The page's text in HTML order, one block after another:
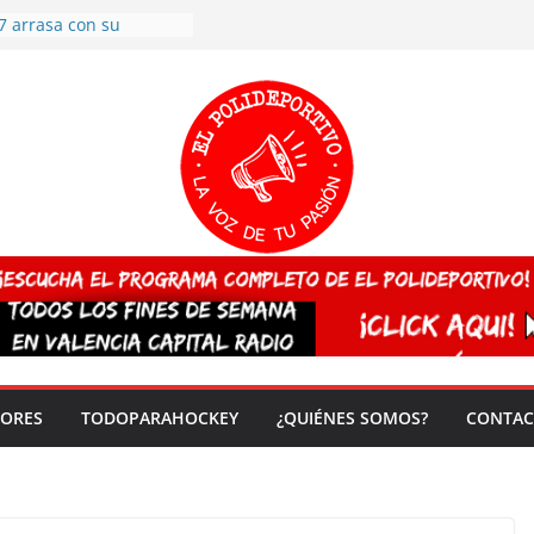
arrasa con su
España sub20
del mundo
vez!
TODOPARAHOCKEY ¿QUIÉNES SOMOS?